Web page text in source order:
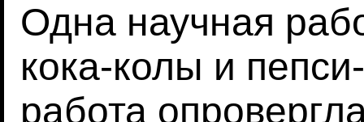
Одна научная
кока-колы и
работа